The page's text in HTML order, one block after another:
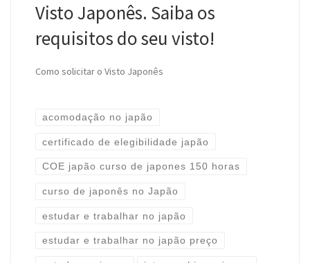
Visto Japonês. Saiba os
requisitos do seu visto!
Como solicitar o Visto Japonês
acomodação no japão
certificado de elegibilidade japão
COE japão curso de japones 150 horas
curso de japonês no Japão
estudar e trabalhar no japão
estudar e trabalhar no japão preço